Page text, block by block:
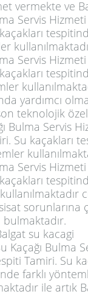
vermekte ve
Servis
Servis
yardımcı
teknolojik
Bulma Servis
Su kaçakları
Servis
sorunlarına
bulmaktadır.
su kacagi
Kaçağı Bulma
Tamiri. Su
farklı
ile artık